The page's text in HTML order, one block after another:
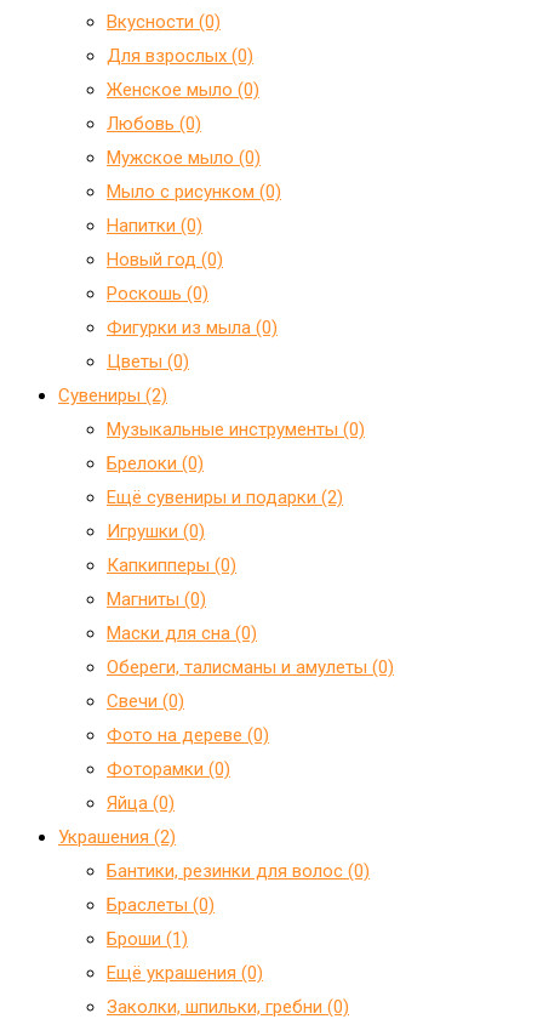
Вкусности (0)
Для взрослых (0)
Женское мыло (0)
Любовь (0)
Мужское мыло (0)
Мыло с рисунком (0)
Напитки (0)
Новый год (0)
Роскошь (0)
Фигурки из мыла (0)
Цветы (0)
Сувениры (2)
Mузыкальные инструменты (0)
Брелоки (0)
Ещё сувениры и подарки (2)
Игрушки (0)
Капкипперы (0)
Магниты (0)
Маски для сна (0)
Обереги, талисманы и амулеты (0)
Свечи (0)
Фото на дереве (0)
Фоторамки (0)
Яйца (0)
Украшения (2)
Бантики, резинки для волос (0)
Браслеты (0)
Броши (1)
Ещё украшения (0)
Заколки, шпильки, гребни (0)